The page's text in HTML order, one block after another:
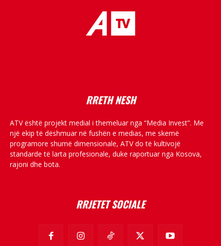
RRETH NESH
ATV është projekt medial i themeluar nga “Media Invest”. Me
një ekip të dëshmuar në fushën e medias, me skemë
programore shumë dimensionale, ATV do të kultivojë
standarde të larta profesionale, duke raportuar nga Kosova,
rajoni dhe bota.
RRJETET SOCIALE